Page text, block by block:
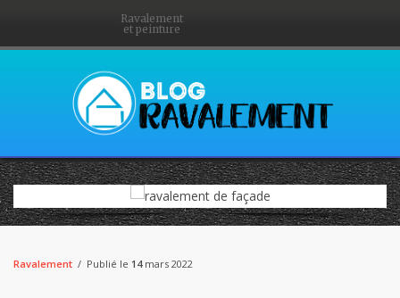
Ravalement
et peinture
Ravalement Publié le 14mars 2022